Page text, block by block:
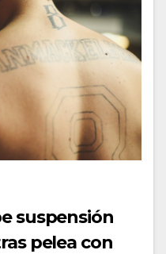
suspensión
pelea con